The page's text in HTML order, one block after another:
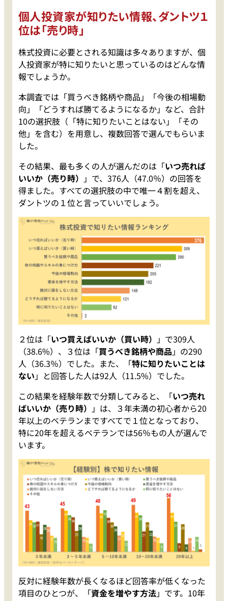
個人投資家が知りたい情報、ダントツ１
位は「売り時」
株式投資に必要とされる知識は多々ありますが、個
人投資家が特に知りたいと思っているのはどんな情
報でしょうか。
本調査では「買うべき銘柄や商品」「今後の相場動
向」「どうすれば勝てるようになるか」など、合計
10の選択肢（「特に知りたいことはない」「その
他」を含む）を用意し、複数回答で選んでもらいま
した。
その結果、最も多くの人が選んだのは「いつ売れば
いいか（売り時） 」で、376人（47.0％）の回答を
得ました。すべての選択肢の中で唯一４割を超え、
ダントツの１位と言っていいでしょう。
２位は「いつ買えばいいか（買い時） 」で309人
（38.6%）、３位は「買うべき銘柄や商品 」の290
人（36.3％）でした。また、「特に知りたいことは
ない 」と回答した人は92人（11.5%）でした。
この結果を経験年数で分類してみると、「いつ売れ
ばいいか（売り時） 」は、３年未満の初心者から20
年以上のベテランまですべてで１位となっており、
特に20年を超えるベテランでは56％もの人が選んで
います。
反対に経験年数が長くなるほど回答率が低くなった
項目のひとつが、「資金を増やす方法」です。10年